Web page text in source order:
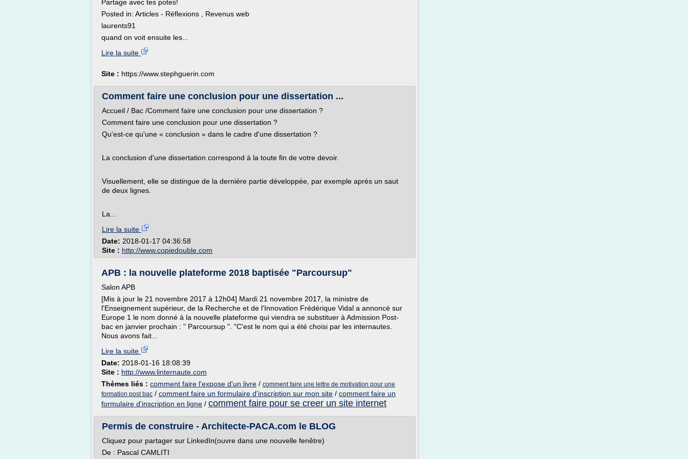
Partage avec tes potes!
Posted in: Articles - Réflexions , Revenus web
laurents91
quand on voit ensuite les...
Lire la suite
Site : https://www.stephguerin.com
Comment faire une conclusion pour une dissertation ...
Accueil / Bac /Comment faire une conclusion pour une dissertation ?
Comment faire une conclusion pour une dissertation ?
Qu'est-ce qu'une « conclusion » dans le cadre d'une dissertation ?
La conclusion d'une dissertation correspond à la toute fin de votre devoir.
Visuellement, elle se distingue de la dernière partie développée, par exemple après un saut
de deux lignes.
La...
Lire la suite
Date: 2018-01-17 04:36:58
Site : http://www.copiedouble.com
APB : la nouvelle plateforme 2018 baptisée "Parcoursup"
Salon APB
[Mis à jour le 21 novembre 2017 à 12h04] Mardi 21 novembre 2017, la ministre de
l'Enseignement supérieur, de la Recherche et de l'Innovation Frédérique Vidal a annoncé sur
Europe 1 le nom donné à la nouvelle plateforme qui viendra se substituer à Admission Post-
bac en janvier prochain : " Parcoursup ". "C'est le nom qui a été choisi par les internautes.
Nous avons fait...
Lire la suite
Date: 2018-01-16 18:08:39
Site : http://www.linternaute.com
Thèmes liés : comment faire l'expose d'un livre / comment faire une lettre de motivation pour une
formation post bac / comment faire un formulaire d'inscription sur mon site / comment faire un
formulaire d'inscription en ligne / comment faire pour se creer un site internet
Permis de construire - Architecte-PACA.com le BLOG
Cliquez pour partager sur LinkedIn(ouvre dans une nouvelle fenêtre)
De : Pascal CAMLITI